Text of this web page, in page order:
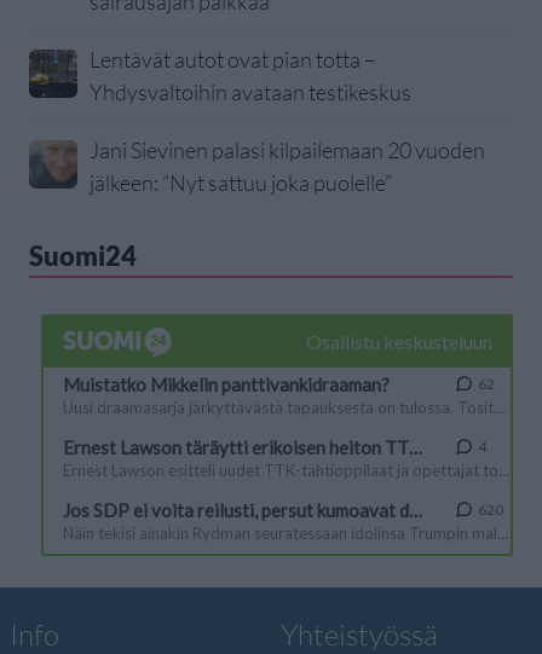
Lentävät autot ovat pian totta –
Yhdysvaltoihin avataan testikeskus
Jani Sievinen palasi kilpailemaan 20 vuoden
jälkeen: ”Nyt sattuu joka puolelle”
Suomi24
Info Yhteistyössä